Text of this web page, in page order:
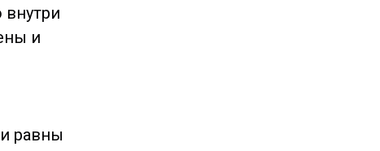
внутри
и
равны